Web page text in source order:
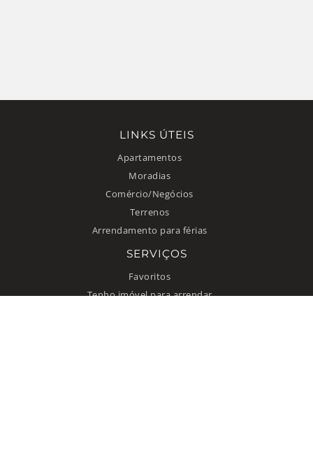
LINKS ÚTEIS
Apartamentos
Moradias
Comércio/Negócios
Terrenos
Arrendamento para férias
SERVIÇOS
Favoritos
Tenho imóvel para arrendar